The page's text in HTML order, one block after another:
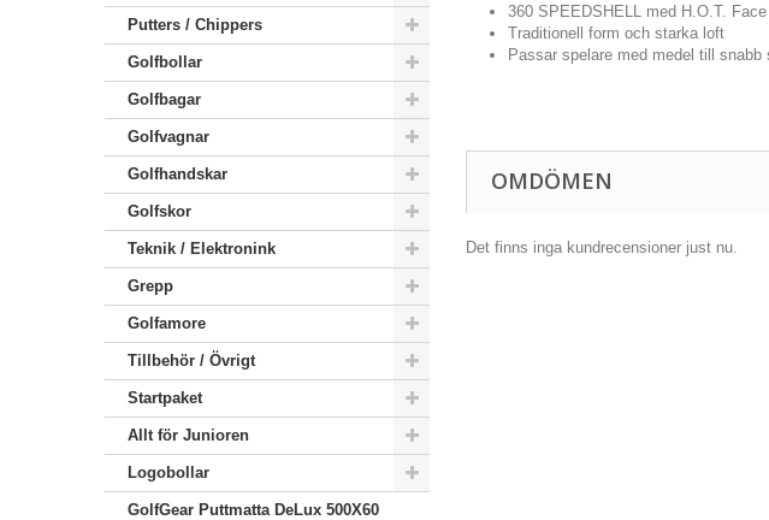
Putters / Chippers
Golfbollar
Golfbagar
Golfvagnar
Golfhandskar
Golfskor
Teknik / Elektronink
Grepp
Golfamore
Tillbehör / Övrigt
Startpaket
Allt för Junioren
Logobollar
GolfGear Puttmatta DeLux 500X60
360 SPEEDSHELL med H.O.T.
Traditionell form och starka loft
Passar spelare med medel till snabb
OMDÖMEN
Det finns inga kundrecensioner just nu.